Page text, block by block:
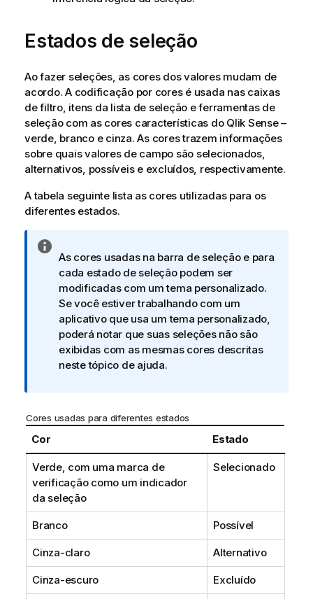
Estados de seleção
Ao fazer seleções, as cores dos valores mudam de
acordo. A codificação por cores é usada nas caixas
de filtro, itens da lista de seleção e ferramentas de
seleção com as cores características do Qlik Sense–
verde, branco e cinza. As cores trazem informações
sobre quais valores de campo são selecionados,
alternativos, possíveis e excluídos, respectivamente.
A tabela seguinte lista as cores utilizadas para os
diferentes estados.
o
t
a
i
n
f
o
r
t
i
As cores usadas na barra de seleção e para
cada estado de seleção podem ser
modificadas com um tema personalizado.
Se você estiver trabalhando com um
aplicativo que usa um tema personalizado,
poderá notar que suas seleções não são
exibidas com as mesmas cores descritas
neste tópico de ajuda.
Cores usadas para diferentes estados
Cor Estado
Verde, com uma marca de
verificação como um indicador
da seleção
Selecionado
Branco Possível
Cinza-claro Alternativo
Cinza-escuro Excluído